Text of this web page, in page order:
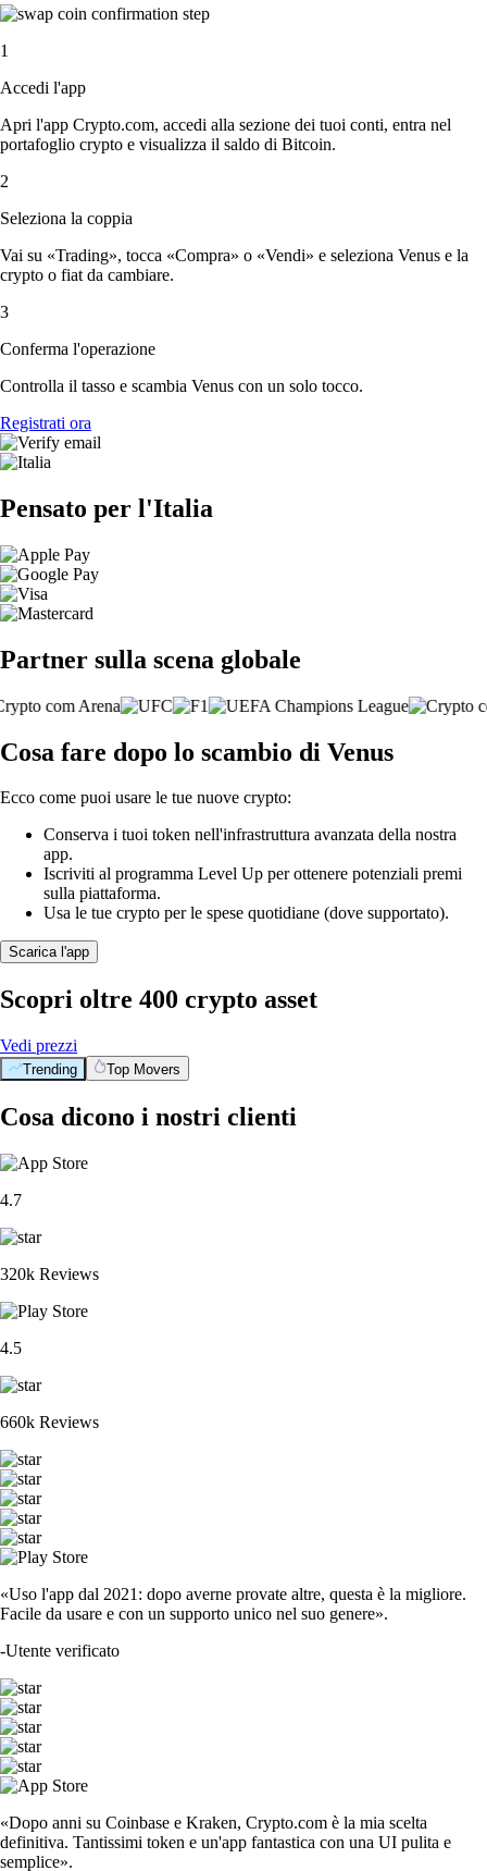
1
Accedi l'app
Apri l'app Crypto.com, accedi alla sezione dei tuoi conti, entra nel
portafoglio crypto e visualizza il saldo di Bitcoin.
2
Seleziona la coppia
Vai su «Trading», tocca «Compra» o «Vendi» e seleziona Venus e la
crypto o fiat da cambiare.
3
Conferma l'operazione
Controlla il tasso e scambia Venus con un solo tocco.
Registrati ora
Pensato per l'Italia
Partner sulla scena globale
Cosa fare dopo lo scambio di Venus
Ecco come puoi usare le tue nuove crypto:
Conserva i tuoi token nell'infrastruttura avanzata della nostra
app.
Iscriviti al programma Level Up per ottenere potenziali premi
sulla piattaforma.
Usa le tue crypto per le spese quotidiane (dove supportato).
Scarica l'app
Scopri oltre 400 crypto asset
Vedi prezzi
Trending Top Movers
Cosa dicono i nostri clienti
4.7
320k Reviews
4.5
660k Reviews
«Uso l'app dal 2021: dopo averne provate altre, questa è la migliore.
Facile da usare e con un supporto unico nel suo genere».
-Utente verificato
«Dopo anni su Coinbase e Kraken, Crypto.com è la mia scelta
definitiva. Tantissimi token e un'app fantastica con una UI pulita e
semplice».